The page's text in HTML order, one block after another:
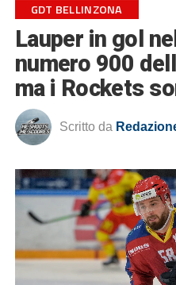
GDT BELLINZONA
Lauper in gol
numero 900
ma i Rockets
Scritto da